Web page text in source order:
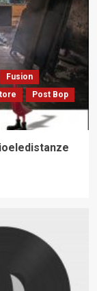
Fusion
Post Bop